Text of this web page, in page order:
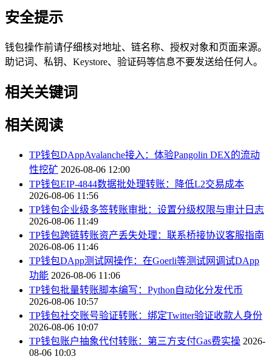
安全提示
钱包操作前请仔细核对地址、链名称、授权对象和页面来源。
助记词、私钥、Keystore、验证码等信息不要发送给任何人。
相关关键词
相关阅读
TP钱包DAppAvalanche接入：体验Pangolin DEX的流动
性挖矿 2026-08-06 12:00
TP钱包EIP-4844数据批处理转账：降低L2交易成本
2026-08-06 11:56
TP钱包企业级多签转账审批：设置分级权限与审计日志
2026-08-06 11:49
TP钱包跨链转账资产丢失处理：联系桥接协议客服指南
2026-08-06 11:46
TP钱包DApp测试网操作：在Goerli等测试网调试DApp
功能 2026-08-06 11:06
TP钱包批量转账脚本编写：Python自动化分发代币
2026-08-06 10:57
TP钱包社交账号验证转账：绑定Twitter验证收款人身份
2026-08-06 10:07
TP钱包账户抽象代付转账：第三方支付Gas费实操 2026-
08-06 10:03